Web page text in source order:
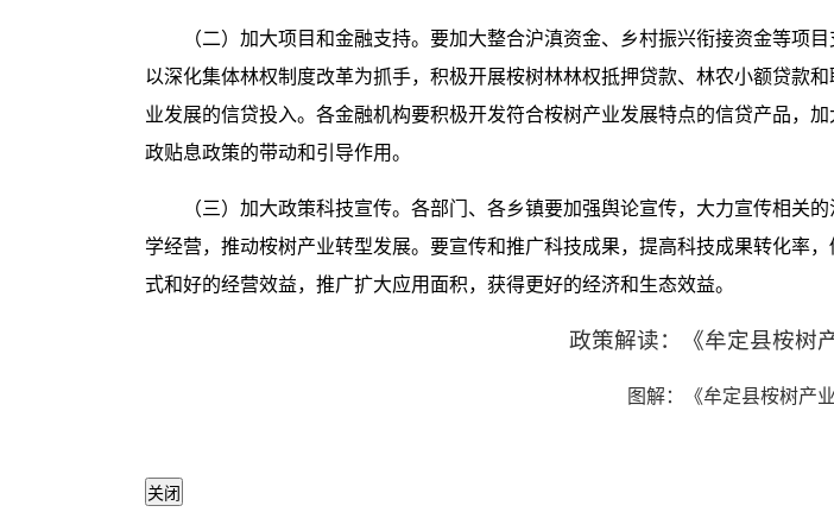
（二）加大项目和金融支持。要加大整合沪滇资金、乡村振兴衔接资金等项
以深化集体林权制度改革为抓手，积极开展桉树林林权抵押贷款、林农小额贷款
业发展的信贷投入。各金融机构要积极开发符合桉树产业发展特点的信贷产品，
政贴息政策的带动和引导作用。
（三）加大政策科技宣传。各部门、各乡镇要加强舆论宣传，大力宣传相关
学经营，推动桉树产业转型发展。要宣传和推广科技成果，提高科技成果转化率
式和好的经营效益，推广扩大应用面积，获得更好的经济和生态效益。
政策解读：《牟定县桉树
图解：《牟定县桉树产